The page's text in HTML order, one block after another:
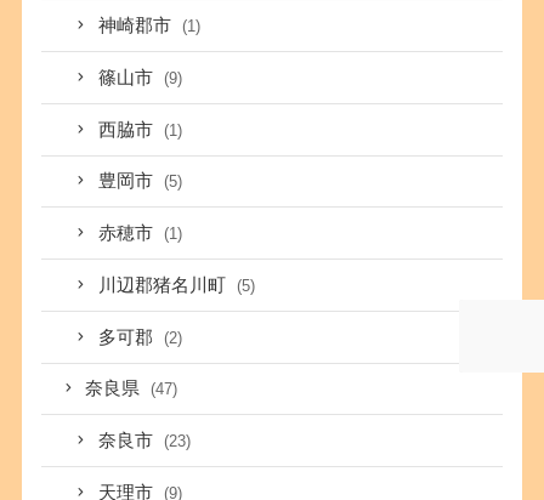
神崎郡市 (1)
篠山市 (9)
西脇市 (1)
豊岡市 (5)
赤穂市 (1)
川辺郡猪名川町 (5)
多可郡 (2)
奈良県 (47)
奈良市 (23)
天理市 (9)